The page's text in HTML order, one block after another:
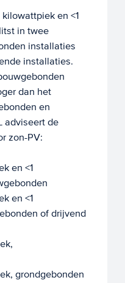
kilowattpiek en <1
in twee
installaties
installaties.
dan het
en
adviseert de
zon-PV:
en <1
en <1
of drijvend
grondgebonden